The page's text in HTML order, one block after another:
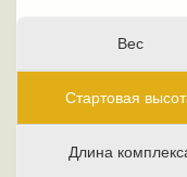
Вес
Стартовая
Длина